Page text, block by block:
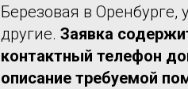
Березовая в
другие. Заявка
контактный телефон
описание требуемой